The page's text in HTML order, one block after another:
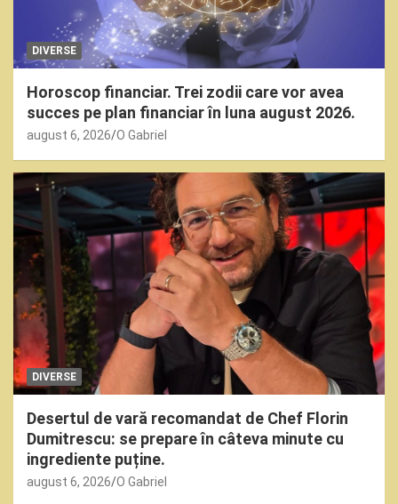
DIVERSE
Horoscop financiar. Trei zodii care vor avea
succes pe plan financiar în luna august 2026.
august 6, 2026 O Gabriel
DIVERSE
Desertul de vară recomandat de Chef Florin
Dumitrescu: se prepare în câteva minute cu
ingrediente puține.
august 6, 2026 O Gabriel